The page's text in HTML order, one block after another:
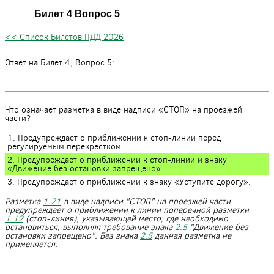
Билет 4 Вопрос 5
<< Список Билетов ПДД 2026
Ответ на Билет 4, Вопрос 5:
Что означает разметка в виде надписи «СТОП» на проезжей
части?
1. Предупреждает о приближении к стоп-линии перед
регулируемым перекрестком.
2. Предупреждает о приближении к стоп-линии и знаку
«Движение без остановки запрещено».
3. Предупреждает о приближении к знаку «Уступите дорогу».
Разметка 1.21 в виде надписи "СТОП" на проезжей части
предупреждает о приближении к линии поперечной разметки
1.12(стоп-линия), указывающей место, где необходимо
остановиться, выполняя требование знака2.5"Движение без
остановки запрещено". Без знака 2.5данная разметка не
применяется.